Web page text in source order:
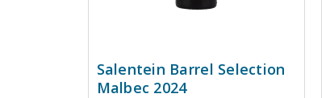
Salentein Barrel Selection
Malbec 2024